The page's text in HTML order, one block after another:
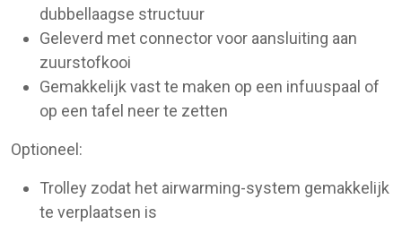
dubbellaagse structuur
Geleverd met connector voor aansluiting aan
zuurstofkooi
Gemakkelijk vast te maken op een infuuspaal of
op een tafel neer te zetten
Optioneel:
Trolley zodat het airwarming-system gemakkelijk
te verplaatsen is